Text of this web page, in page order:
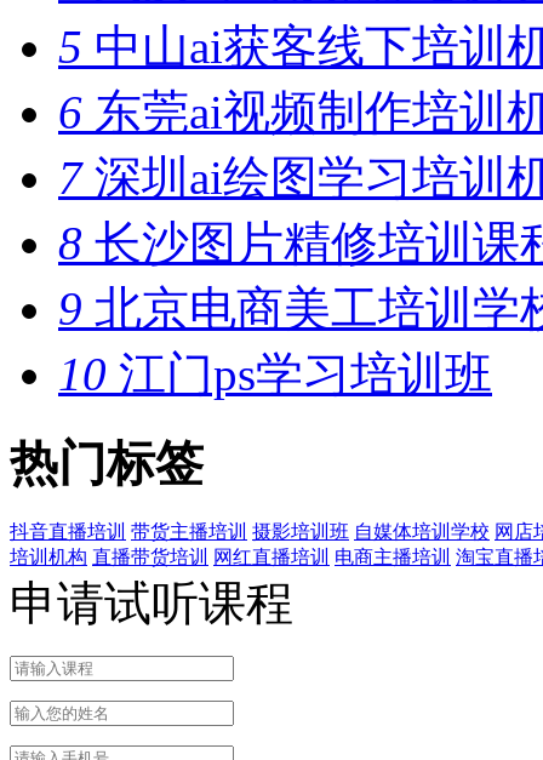
5 中山ai获客线下培训
6 东莞ai视频制作培训
7深圳ai绘图学习培训
8 长沙图片精修培训课
9 北京电商美工培训学
10 江门ps学习培训班
热门标签
抖音直播培训 带货主播培训 摄影培训班 自媒体培训学校 网店
培训机构 直播带货培训 网红直播培训 电商主播培训 淘宝直播
申请试听课程